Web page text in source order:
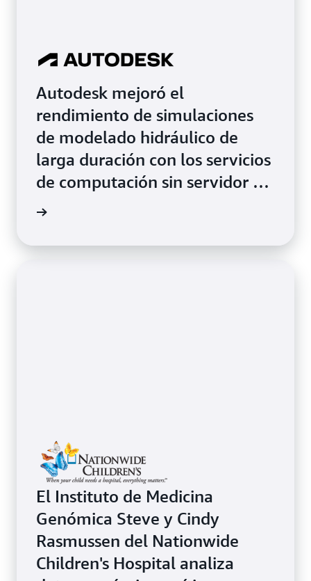
Autodesk mejoró el
rendimiento de simulaciones
de modelado hidráulico de
larga duración con los servicios
de computación sin servidor de
AWS.
El Instituto de Medicina
Genómica Steve y Cindy
Rasmussen del Nationwide
Children's Hospital analiza